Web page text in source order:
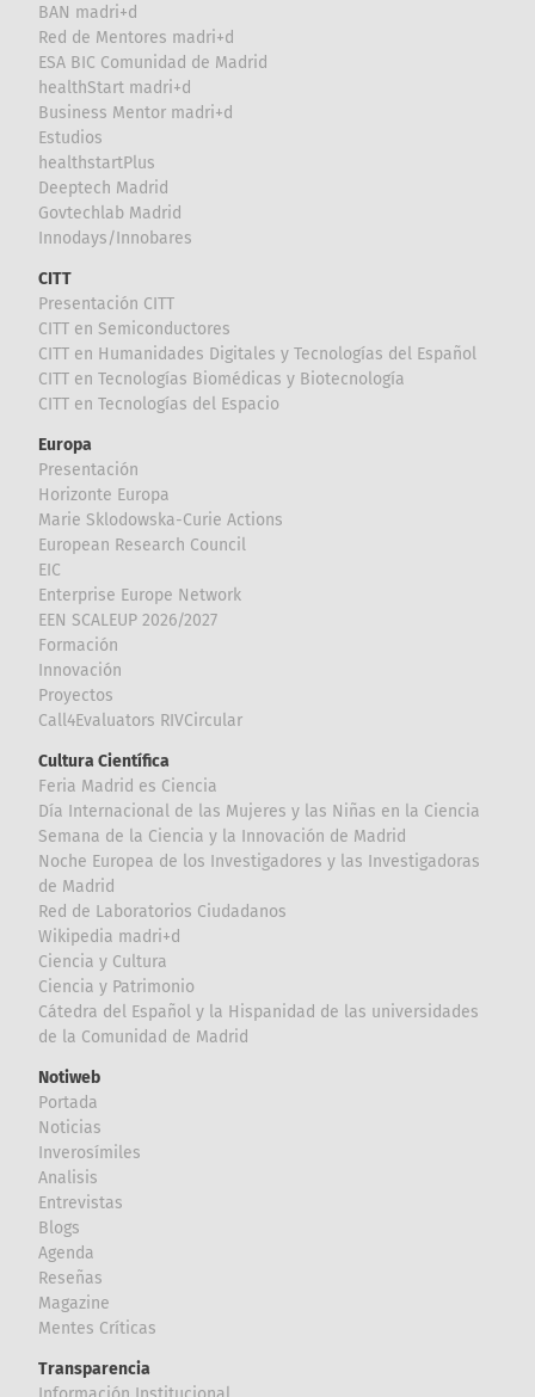
BAN madri+d
Red de Mentores madri+d
ESA BIC Comunidad de Madrid
healthStart madri+d
Business Mentor madri+d
Estudios
healthstartPlus
Deeptech Madrid
Govtechlab Madrid
Innodays/Innobares
CITT
Presentación CITT
CITT en Semiconductores
CITT en Humanidades Digitales y Tecnologías del Español
CITT en Tecnologías Biomédicas y Biotecnología
CITT en Tecnologías del Espacio
Europa
Presentación
Horizonte Europa
Marie Sklodowska-Curie Actions
European Research Council
EIC
Enterprise Europe Network
EEN SCALEUP 2026/2027
Formación
Innovación
Proyectos
Call4Evaluators RIVCircular
Cultura Científica
Feria Madrid es Ciencia
Día Internacional de las Mujeres y las Niñas en la Ciencia
Semana de la Ciencia y la Innovación de Madrid
Noche Europea de los Investigadores y las Investigadoras
de Madrid
Red de Laboratorios Ciudadanos
Wikipedia madri+d
Ciencia y Cultura
Ciencia y Patrimonio
Cátedra del Español y la Hispanidad de las universidades
de la Comunidad de Madrid
Notiweb
Portada
Noticias
Inverosímiles
Analisis
Entrevistas
Blogs
Agenda
Reseñas
Magazine
Mentes Críticas
Transparencia